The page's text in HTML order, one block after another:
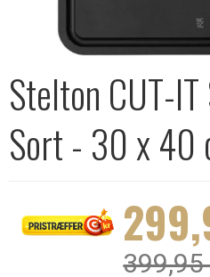
Stelton CUT-
Sort - 30 x 40
399,95